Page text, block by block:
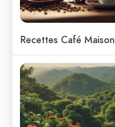
Recettes Café Maison